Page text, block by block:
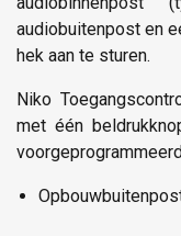
audiobuitenpost en
hek aan te sturen.
Niko
met één